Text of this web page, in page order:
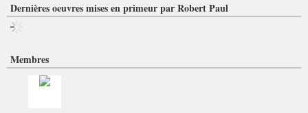
Dernières oeuvres mises en primeur par Robert Paul
Membres